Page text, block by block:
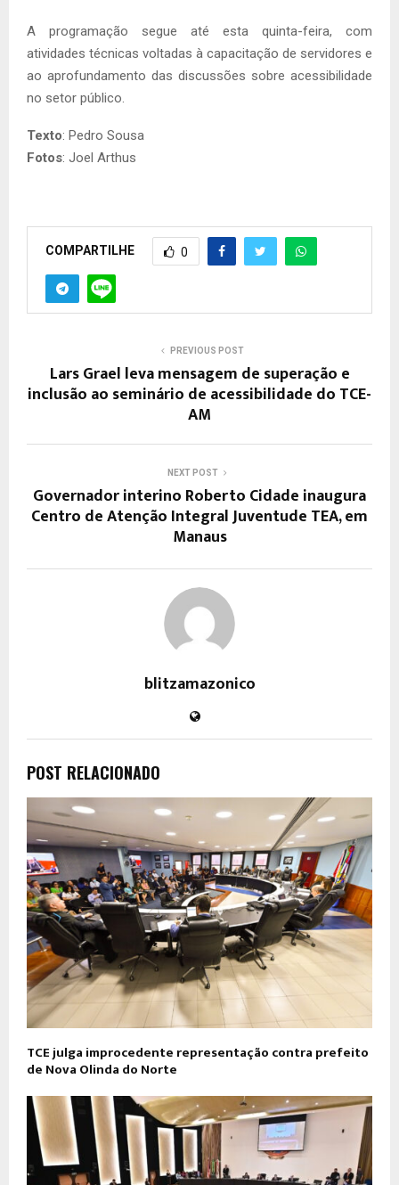
A programação segue até esta quinta-feira, com
atividades técnicas voltadas à capacitação de servidores e
ao aprofundamento das discussões sobre acessibilidade
no setor público.
Texto: Pedro Sousa
Fotos: Joel Arthus
COMPARTILHE 0
PREVIOUS POST
Lars Grael leva mensagem de superação e
inclusão ao seminário de acessibilidade do TCE-
AM
NEXT POST
Governador interino Roberto Cidade inaugura
Centro de Atenção Integral Juventude TEA, em
Manaus
blitzamazonico
POST RELACIONADO
TCE julga improcedente representação contra prefeito
de Nova Olinda do Norte